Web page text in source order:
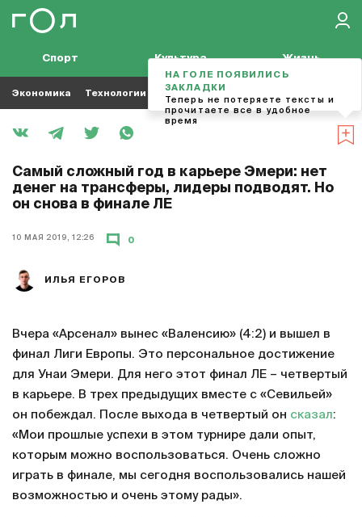
Спорт Культура Жизнь
Экономика Технологии Кино Футбол
Самый сложный год в карьере Эмери: нет
денег на трансферы, лидеры подводят. Но
он снова в финале ЛЕ
10 МАЯ 2019, 12:26
ИЛЬЯ ЕГОРОВ
0
Вчера «Арсенал» вынес «Валенсию» (4:2) и вышел в
финал Лиги Европы. Это персональное достижение
для Унаи Эмери. Для него этот финал ЛЕ – четвертый
в карьере. В трех предыдущих вместе с «Севильей»
он побеждал. После выхода в четвертый он сказал:
«Мои прошлые успехи в этом турнире дали опыт,
которым можно воспользоваться. Очень сложно
играть в финале, мы сегодня воспользовались нашей
возможностью и очень этому рады».
НА ГОЛЕ ПОЯВИЛИСЬ
ЗАКЛАДКИ
Теперь не потеряете тексты и
прочитаете все в удобное
время